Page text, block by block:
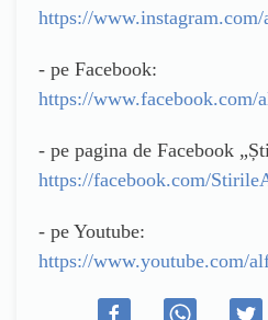
https://
- pe Facebook:
https://www.facebook.com/
- pe pagina de Facebook
https://facebook.com/
- pe Youtube:
https://www.youtube.com/